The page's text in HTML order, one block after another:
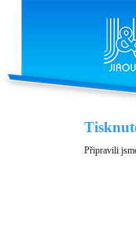
2 nové
Připravili